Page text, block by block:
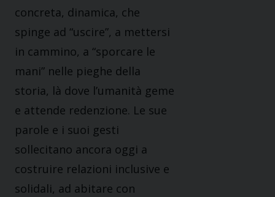
concreta, dinamica, che
spinge ad “uscire”, a mettersi
in cammino, a “sporcare le
mani” nelle pieghe della
storia, là dove l’umanità geme
e attende redenzione. Le sue
parole e i suoi gesti
sollecitano ancora oggi a
costruire relazioni inclusive e
solidali, ad abitare con